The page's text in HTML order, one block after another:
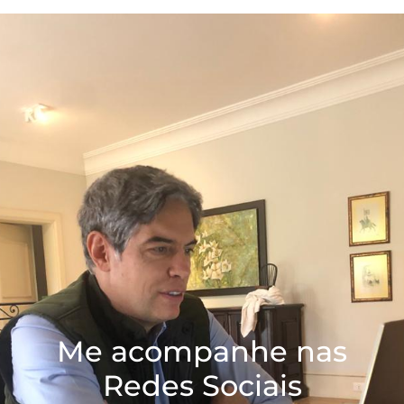
Me acompanhe nas
Redes Sociais